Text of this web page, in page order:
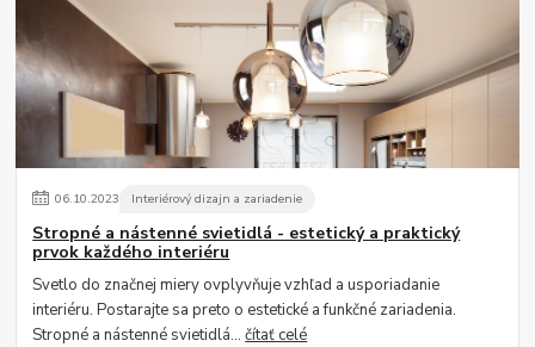
06.10.2023 Interiérový dizajn a zariadenie
Stropné a nástenné svietidlá - estetický a praktický
prvok každého interiéru
Svetlo do značnej miery ovplyvňuje vzhľad a usporiadanie
interiéru. Postarajte sa preto o estetické a funkčné zariadenia.
Stropné a nástenné svietidlá...čítať celé